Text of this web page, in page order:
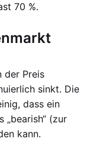
70 %.
der Preis
sinkt. Die
dass ein
„bearish“ (zur
kann.